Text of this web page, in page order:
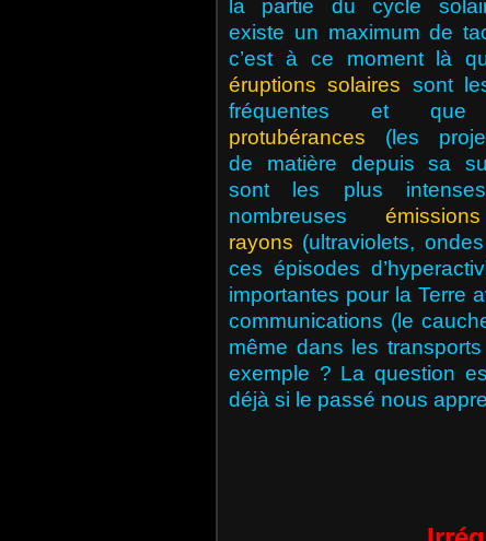
la partie du cycle
existe un maximum de
c’est à ce moment là
éruptions solaires sont
fréquentes et
protubérances (les
de matière depuis sa
sont les plus
nombreuses
rayons (ultraviolets,
ces épisodes
importantes pour la Terre
communications (le
même dans les
exemple ? La question
déjà si le passé nous